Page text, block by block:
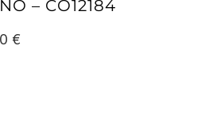
– CO12184